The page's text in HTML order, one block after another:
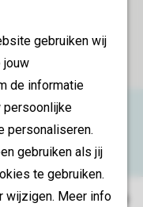
gebruiken wij
jouw
de informatie
persoonlijke
personaliseren.
gebruiken als jij
te gebruiken.
wijzigen. Meer info
.